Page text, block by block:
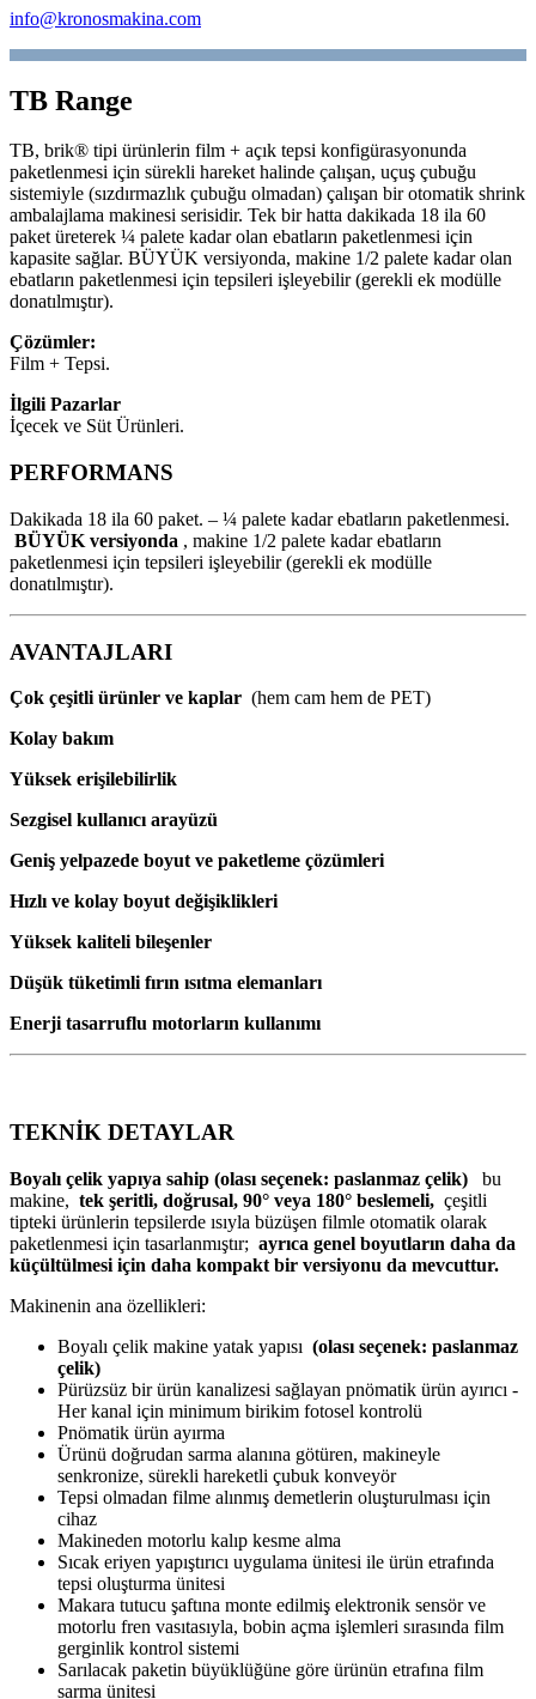
info@kronosmakina.com
TB Range
TB, brik® tipi ürünlerin film + açık tepsi konfigürasyonunda
paketlenmesi için sürekli hareket halinde çalışan, uçuş çubuğu
sistemiyle (sızdırmazlık çubuğu olmadan) çalışan bir otomatik shrink
ambalajlama makinesi serisidir. Tek bir hatta dakikada 18 ila 60
paket üreterek ¼ palete kadar olan ebatların paketlenmesi için
kapasite sağlar. BÜYÜK versiyonda, makine 1/2 palete kadar olan
ebatların paketlenmesi için tepsileri işleyebilir (gerekli ek modülle
donatılmıştır).
Çözümler:
Film + Tepsi.
İlgili Pazarlar
İçecek ve Süt Ürünleri.
PERFORMANS
Dakikada 18 ila 60 paket. – ¼ palete kadar ebatların paketlenmesi.
BÜYÜK versiyonda , makine 1/2 palete kadar ebatların
paketlenmesi için tepsileri işleyebilir (gerekli ek modülle
donatılmıştır).
AVANTAJLARI
Çok çeşitli ürünler ve kaplar (hem cam hem de PET)
Kolay bakım
Yüksek erişilebilirlik
Sezgisel kullanıcı arayüzü
Geniş yelpazede boyut ve paketleme çözümleri
Hızlı ve kolay boyut değişiklikleri
Yüksek kaliteli bileşenler
Düşük tüketimli fırın ısıtma elemanları
Enerji tasarruflu motorların kullanımı
TEKNİK DETAYLAR
Boyalı çelik yapıya sahip (olası seçenek: paslanmaz çelik)
bu
makine, tek şeritli, doğrusal, 90° veya 180° beslemeli, çeşitli
tipteki ürünlerin tepsilerde ısıyla büzüşen filmle otomatik olarak
paketlenmesi için tasarlanmıştır; ayrıca genel boyutların daha da
küçültülmesi için daha kompakt bir versiyonu da mevcuttur.
Makinenin ana özellikleri:
Boyalı çelik makine yatak yapısı (olası seçenek: paslanmaz
çelik)
Pürüzsüz bir ürün kanalizesi sağlayan pnömatik ürün ayırıcı -
Her kanal için minimum birikim fotosel kontrolü
Pnömatik ürün ayırma
Ürünü doğrudan sarma alanına götüren, makineyle
senkronize, sürekli hareketli çubuk konveyör
Tepsi olmadan filme alınmış demetlerin oluşturulması için
cihaz
Makineden motorlu kalıp kesme alma
Sıcak eriyen yapıştırıcı uygulama ünitesi ile ürün etrafında
tepsi oluşturma ünitesi
Makara tutucu şaftına monte edilmiş elektronik sensör ve
motorlu fren vasıtasıyla, bobin açma işlemleri sırasında film
gerginlik kontrol sistemi
Sarılacak paketin büyüklüğüne göre ürünün etrafına film
sarma ünitesi